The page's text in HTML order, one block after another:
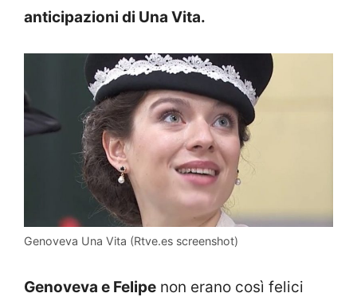
anticipazioni di Una Vita.
Genoveva Una Vita (Rtve.es screenshot)
Genoveva e Felipe non erano così felici